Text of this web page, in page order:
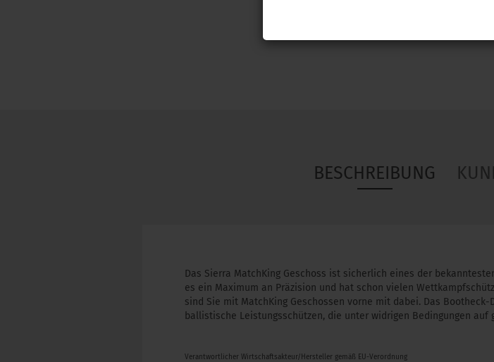
BESCHREIBUNG
Das Sierra MatchKing Geschoss ist sicherlich eines der
es ein Maximum an Präzision und hat schon vielen
sind Sie mit MatchKing Geschossen vorne mit dabei. Das
ballistische Leistungsschützen, die unter widrigen Bedingungen auf
Verantwortlicher Wirtschaftsakteur/Hersteller gemäß EU-Verordnung